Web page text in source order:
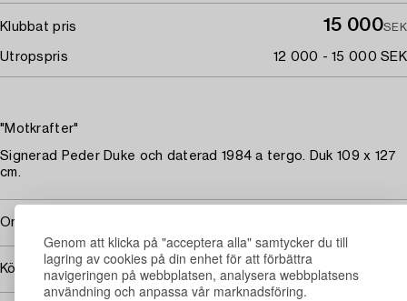
Genom att klicka på "acceptera alla" samtycker du till
lagring av cookies på din enhet för att förbättra
navigeringen på webbplatsen, analysera webbplatsens
användning och anpassa vår marknadsföring.
Klubbat pris 15 000SEK
Utropspris 12 000 - 15 000 SEK
"Motkrafter"
Signerad Peder Duke och daterad 1984 a tergo. Duk 109 x 127
cm.
Omfattas av följerätt
Köpinformation